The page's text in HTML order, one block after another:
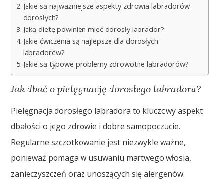
Jakie są najważniejsze aspekty zdrowia labradorów
dorosłych?
Jaką dietę powinien mieć dorosły labrador?
Jakie ćwiczenia są najlepsze dla dorosłych
labradorów?
Jakie są typowe problemy zdrowotne labradorów?
Jak dbać o pielęgnację dorosłego labradora?
Pielęgnacja dorosłego labradora to kluczowy aspekt
dbałości o jego zdrowie i dobre samopoczucie.
Regularne szczotkowanie jest niezwykle ważne,
ponieważ pomaga w usuwaniu martwego włosia,
zanieczyszczeń oraz unoszących się alergenów.